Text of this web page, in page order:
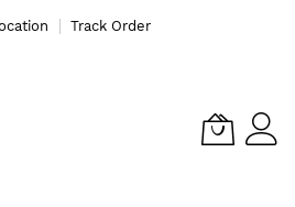
Track Order